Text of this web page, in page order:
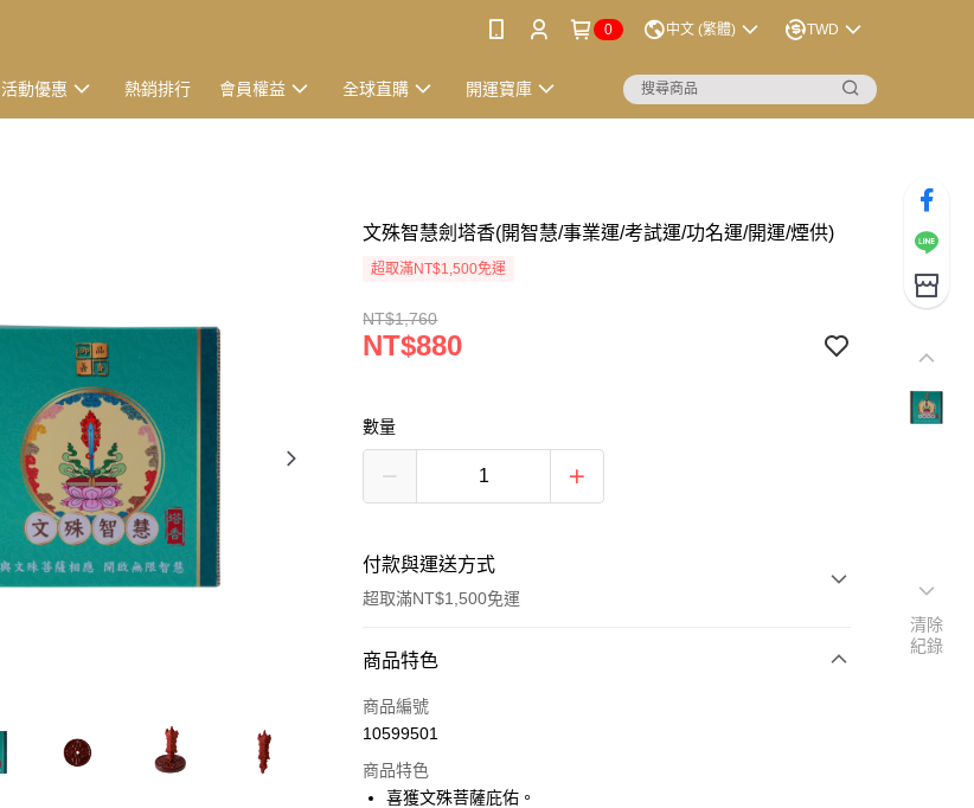
0 中文 (繁體) TWD
活動優惠 熱銷排行 會員權益 全球直購 開運寶庫
文殊智慧劍塔香(開智慧/事業運/考試運/功名運/開運/煙供)
超取滿NT$1,500免運
NT$1,760
NT$880
數量
付款與運送方式
超取滿NT$1,500免運
付款方式
信用卡一次付款
Apple Pay
商品特色
商品編號
10599501
商品特色
喜獲文殊菩薩庇佑。
清除
紀錄